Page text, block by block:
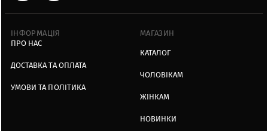
ІНФОРМАЦІЯ
ПРО НАС
ДОСТАВКА ТА ОПЛАТА
УМОВИ ТА ПОЛІТИКА
МАГАЗИН
КАТАЛОГ
ЧОЛОВІКАМ
ЖІНКАМ
НОВИНКИ